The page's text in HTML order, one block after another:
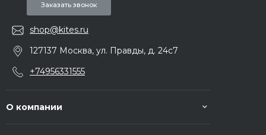
Заказать звонок
shop@kites.ru
127137 Москва, ул. Правды, д. 24с7
+74956331555
О компании